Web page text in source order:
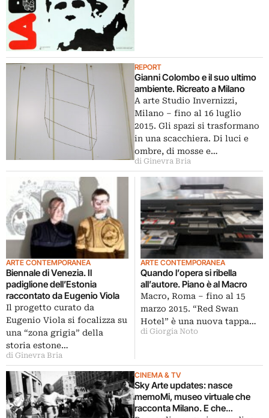
REPORT
Gianni Colombo e il suo ultimo
ambiente. Ricreato a Milano
A arte Studio Invernizzi,
Milano – fino al 16 luglio
2015. Gli spazi si trasformano
in una scacchiera. Di luci e
ombre, di mosse e…
di Ginevra Bria
ARTE CONTEMPORANEA
Biennale di Venezia. Il
padiglione dell’Estonia
raccontato da Eugenio Viola
Il progetto curato da
Eugenio Viola si focalizza su
una “zona grigia” della
storia estone…
di Ginevra Bria
ARTE CONTEMPORANEA
Quando l’opera si ribella
all’autore. Piano è al Macro
Macro, Roma – fino al 15
marzo 2015. “Red Swan
Hotel” è una nuova tappa…
di Giorgia Noto
CINEMA & TV
Sky Arte updates: nasce
memoMi, museo virtuale che
racconta Milano. E che